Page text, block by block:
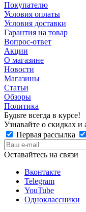
Покупателю
Условия оплаты
Условия доставки
Гарантия на товар
Вопрос-ответ
Акции
О магазине
Новости
Магазины
Статьи
Обзоры
Политика
Будьте всегда в курсе!
Узнавайте о скидках
Первая рассылка
Оставайтесь на связи
Вконтакте
Telegram
YouTube
Одноклассники